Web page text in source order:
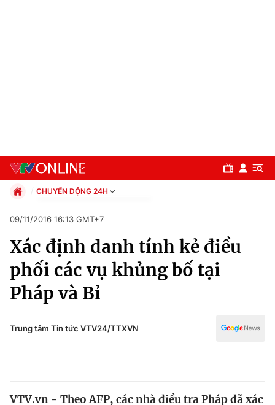
Chuyên mục
Chính trị
CHUYỂN ĐỘNG 24H
Xã hội
Pháp luật
Kinh tế
Thể thao
Truyền hình
Văn hóa - Giải trí
09/11/2016 16:13 GMT+7
Xác định danh tính kẻ điều
phối các vụ khủng bố tại
Pháp và Bỉ
Trung tâm Tin tức VTV24/TTXVN
VTV.vn - Theo AFP, các nhà điều tra Pháp đã xác